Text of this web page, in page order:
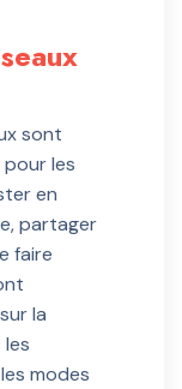
sont
les
en
partager
faire
la
modes